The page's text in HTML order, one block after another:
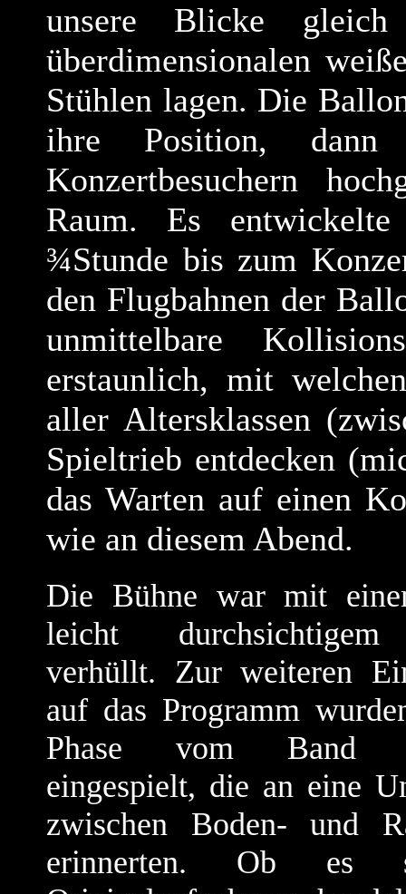
unsere Blicke
überdimensionalen
Stühlen lagen. Die
ihre Position,
Konzertbesuchern
Raum. Es
¾Stunde bis zum
den Flugbahnen der
unmittelbare
erstaunlich, mit
aller Altersklassen
Spieltrieb entdecken
das Warten auf einen
wie an diesem Abend.
Die Bühne war mit
leicht durchsichtigem
verhüllt. Zur weiteren
auf das Programm
Phase vom Band
eingespielt, die an eine
zwischen Boden- und
erinnerten. Ob es